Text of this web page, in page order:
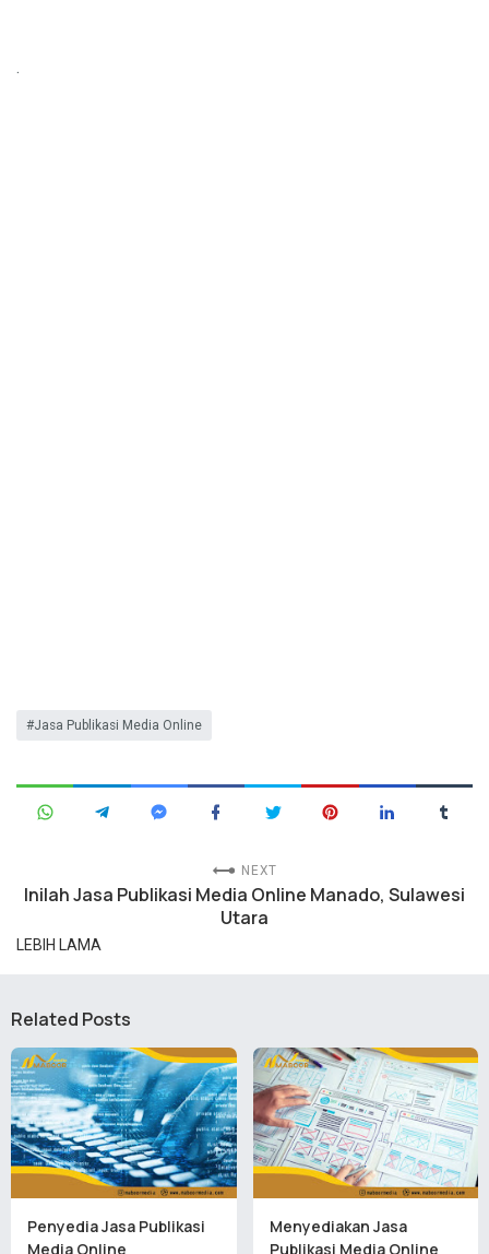
.
Jasa Publikasi Media Online
NEXT
Inilah Jasa Publikasi Media Online Manado, Sulawesi
Utara
LEBIH LAMA
Related Posts
Penyedia Jasa Publikasi
Media Online
Menyediakan Jasa
Publikasi Media Online